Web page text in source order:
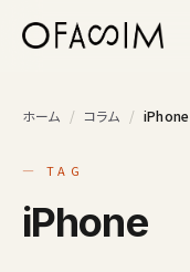
ホーム / コラム / iPhone
— TAG
iPhone